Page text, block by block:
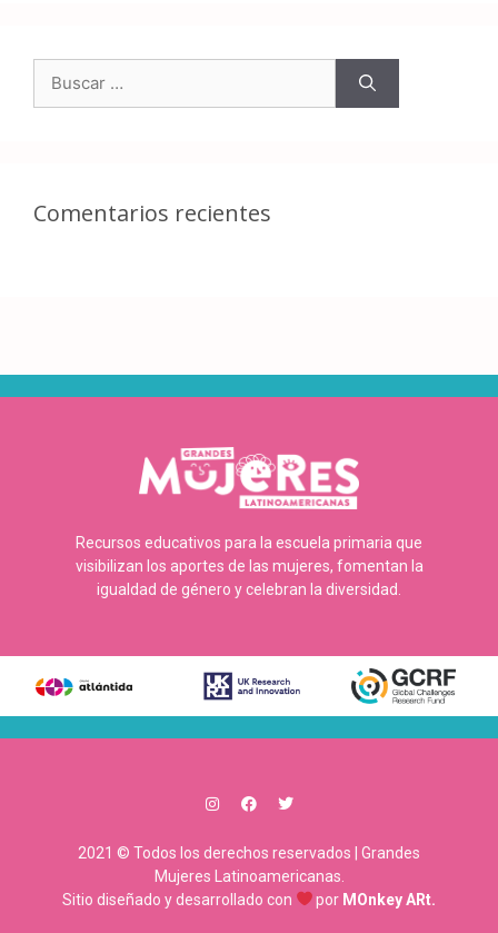
Comentarios recientes
Recursos educativos para la escuela primaria que
visibilizan los aportes de las mujeres, fomentan la
igualdad de género y celebran la diversidad.
2021 © Todos los derechos reservados | Grandes
Mujeres Latinoamericanas.
Sitio diseñado y desarrollado con
por MOnkey ARt.